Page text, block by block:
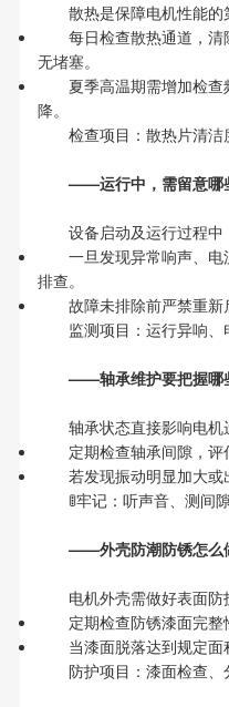
散热是保障电机性能的
每日检查散热通道，
无堵塞。
夏季高温期需增加检
降。
检查项目：散热片清洁
——运行中，需留意哪
设备启动及运行过程
一旦发现异常响声、
排查。
故障未排除前严禁重新
监测项目：运行异响、
——轴承维护要把握哪
轴承状态直接影响电机
定期检查轴承间隙，评
若发现振动明显加大或
🚦牢记：听声音、测间
——外壳防潮防锈怎么
电机外壳需做好表面防
定期检查防锈漆面完整
当漆面脱落达到规定面
防护项目：漆面检查、